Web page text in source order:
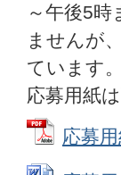
～午後5
ませんが
ています。
応募用紙
応募